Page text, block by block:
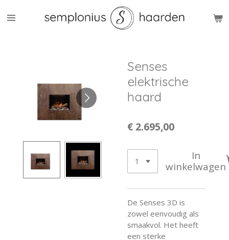
direct
Senses
elektrische
haard
€ 2.695,00
In
winkelwagen
De Senses 3D is
zowel eenvoudig als
smaakvol. Het heeft
een sterke